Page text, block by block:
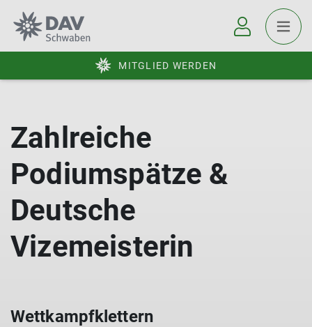
MITGLIED WERDEN
Zahlreiche
Podiumspätze &
Deutsche
Vizemeisterin
Wettkampfklettern